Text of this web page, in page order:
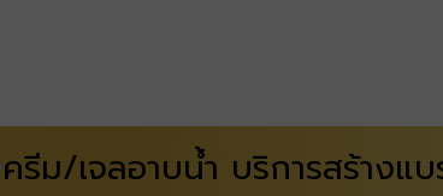
ม/เจลอาบน้ำ บริการสร้างแ